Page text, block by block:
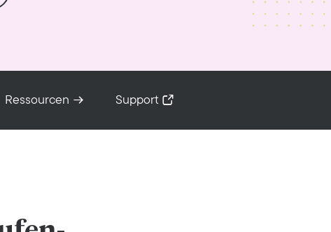
Ressourcen Support